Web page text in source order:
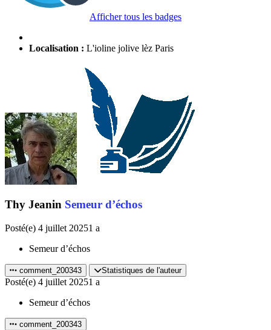
Afficher tous les badges
Localisation : L'ioline jolive lèz Paris
Thy Jeanin Semeur d’échos
Posté(e) 4 juillet 20251 a
Semeur d’échos
comment_200343 Statistiques de l'auteur
Posté(e) 4 juillet 20251 a
Semeur d’échos
comment_200343